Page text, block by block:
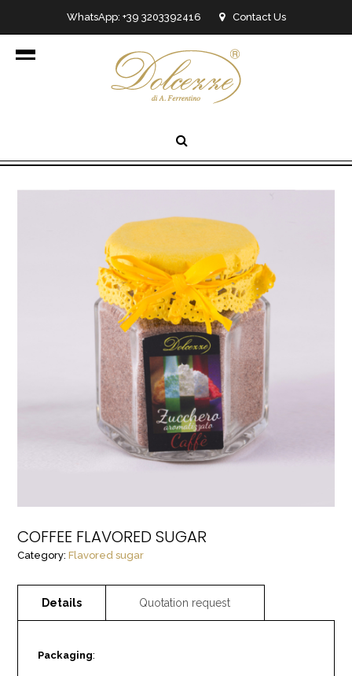
WhatsApp: +39 3203392416 Contact Us
info@dolcezzedicioccolato.it
COFFEE FLAVORED SUGAR
Category:Flavored sugar
Packaging: